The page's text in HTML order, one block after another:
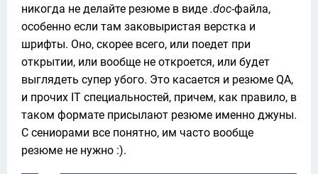
никогда не делайте резюме в виде .doc-файла,
особенно если там заковыристая верстка и
шрифты. Оно, скорее всего, или поедет при
открытии, или вообще не откроется, или будет
выглядеть супер убого. Это касается и резюме QA,
и прочих IT специальностей, причем, как правило, в
таком формате присылают резюме именно джуны.
С сениорами все понятно, им часто вообще
резюме не нужно :).